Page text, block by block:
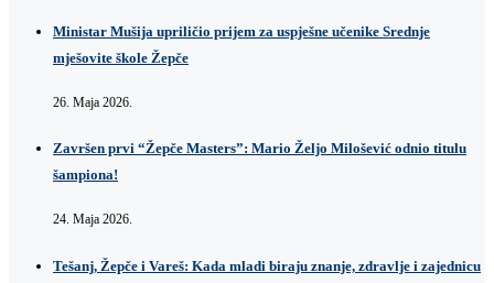
Ministar Mušija upriličio prijem za uspješne učenike Srednje
mješovite škole Žepče
26. Maja 2026.
Završen prvi “Žepče Masters”: Mario Željo Milošević odnio titulu
šampiona!
24. Maja 2026.
Tešanj, Žepče i Vareš: Kada mladi biraju znanje, zdravlje i zajednicu